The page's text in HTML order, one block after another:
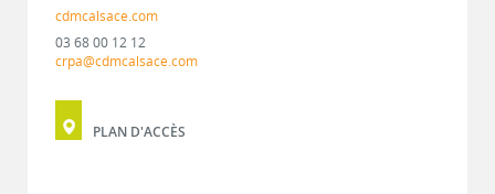
cdmcalsace.com
03 68 00 12 12
crpa@cdmcalsace.com
PLAN D'ACCÈS